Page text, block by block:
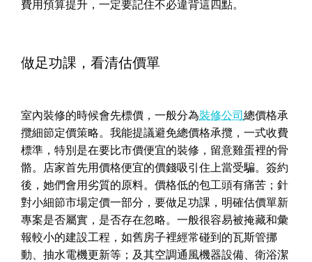
費用預算提升，一定要記住不必違背這四點。
做足功課，看清估價單
室內裝修的時候會先標價，一般分為裝修公司總價格承
攬細節定價策略。我能提議避免總價格承攬，一式收費
標準，特別是在要比市價便宜的裝修，留意雞蛋裡的骨
骼。店家首先用價格便宜的價錢吸引住上當受騙。簽約
後，她們會用劣質的原料。價格低的包工頭有痛苦；針
對小細節市場定價一部分，要做足功課，明確估價單新
專案是否屬實，是否存在忽略。一般很容易被掩藏和彙
報較小的建設工程，如舊房子裡經常碰到的瓦斯管挪
動、抽水電機更新等；及其空調通風機器設備、衛浴潔